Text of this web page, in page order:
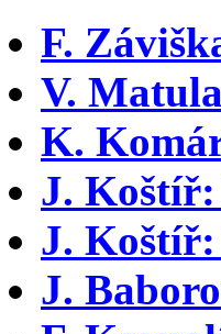
F.
V.
K.
J. Koštíř:
J.
J.